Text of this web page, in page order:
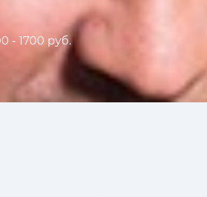
- 1700 руб.